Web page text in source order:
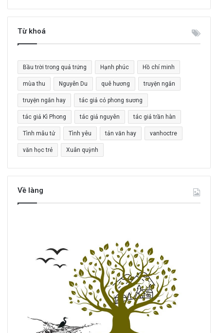
m
k
c
h
o
:
Từ khoá
Bầu trời trong quả trứng Hạnh phúc Hồ chí minh
mùa thu Nguyễn Du quê hương truyện ngắn
truyện ngắn hay tác giả cỏ phong sương
tác giả Kì Phong tác giả nguyên tác giả trần hàn
Tình mẫu tử Tình yêu tản văn hay vanhoctre
văn học trẻ Xuân quỳnh
Về làng